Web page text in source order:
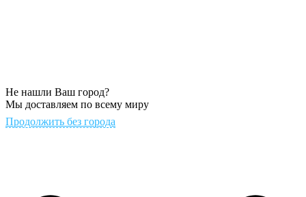
Не нашли Ваш город?
Мы доставляем по всему миру
Продолжить без города